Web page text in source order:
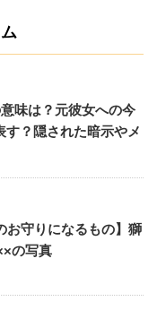
味は？元彼女への今
？隠された暗示やメ
お守りになるもの】獅
の写真